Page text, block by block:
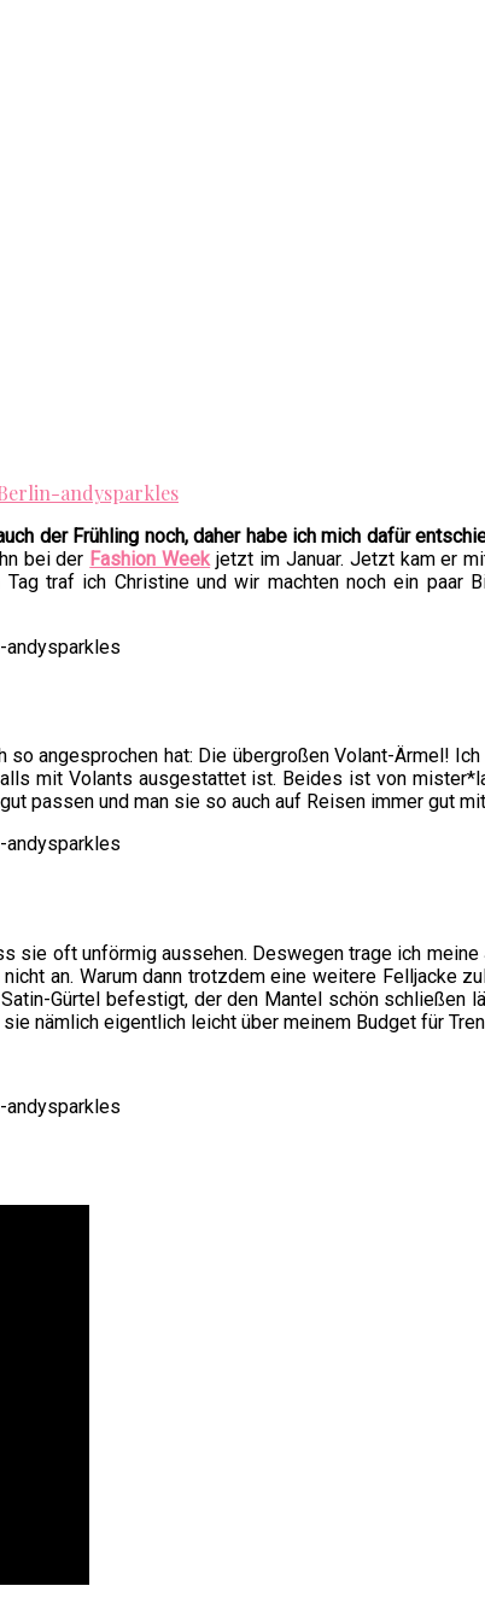
der Frühling noch, daher habe ich mich dafür
bei der Fashion Week jetzt im Januar. Jetzt kam er
traf ich Christine und wir machten noch ein
so angesprochen hat: Die übergroßen Volant-Ärmel!
mit Volants ausgestattet ist. Beides ist von
passen und man sie so auch auf Reisen immer gut
sie oft unförmig aussehen. Deswegen trage ich
an. Warum dann trotzdem eine weitere Felljacke
Gürtel befestigt, der den Mantel schön
nämlich eigentlich leicht über meinem Budget für